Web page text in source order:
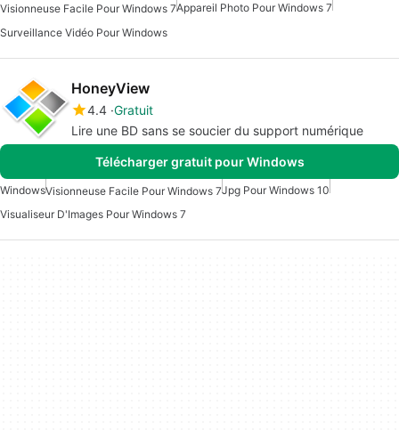
Visionneuse Facile Pour Windows 7Appareil Photo Pour Windows 7
Surveillance Vidéo Pour Windows
HoneyView
4.4 Gratuit
Lire une BD sans se soucier du support numérique
Télécharger gratuit pour Windows
WindowsVisionneuse Facile Pour Windows 7Jpg Pour Windows 10
Visualiseur D'Images Pour Windows 7